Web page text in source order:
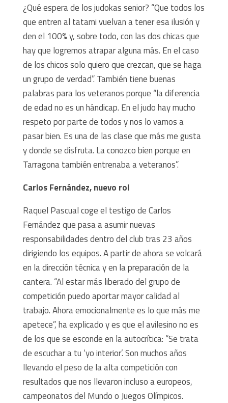
¿Qué espera de los judokas senior? “Que todos los
que entren al tatami vuelvan a tener esa ilusión y
den el 100% y, sobre todo, con las dos chicas que
hay que logremos atrapar alguna más. En el caso
de los chicos solo quiero que crezcan, que se haga
un grupo de verdad”. También tiene buenas
palabras para los veteranos porque “la diferencia
de edad no es un hándicap. En el judo hay mucho
respeto por parte de todos y nos lo vamos a
pasar bien. Es una de las clase que más me gusta
y donde se disfruta. La conozco bien porque en
Tarragona también entrenaba a veteranos”.
Carlos Fernández, nuevo rol
Raquel Pascual coge el testigo de Carlos
Fernández que pasa a asumir nuevas
responsabilidades dentro del club tras 23 años
dirigiendo los equipos. A partir de ahora se volcará
en la dirección técnica y en la preparación de la
cantera. “Al estar más liberado del grupo de
competición puedo aportar mayor calidad al
trabajo. Ahora emocionalmente es lo que más me
apetece”, ha explicado y es que el avilesino no es
de los que se esconde en la autocrítica: “Se trata
de escuchar a tu ‘yo interior’. Son muchos años
llevando el peso de la alta competición con
resultados que nos llevaron incluso a europeos,
campeonatos del Mundo o Juegos Olímpicos.